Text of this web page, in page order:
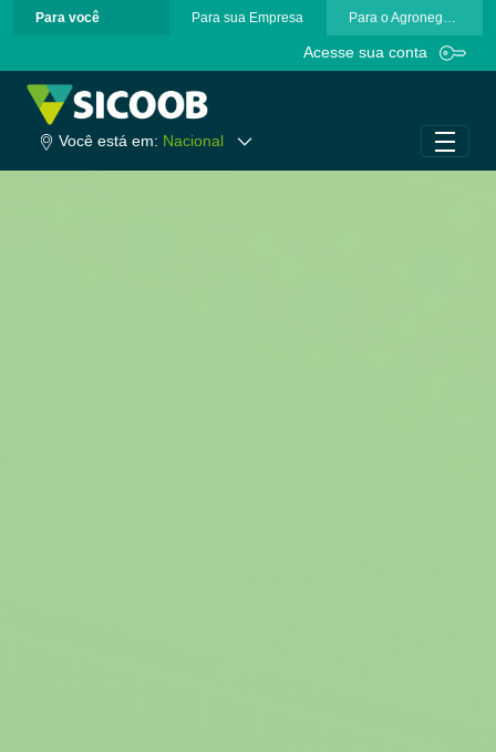
Pular para o Conteúdo principal
Para você Para sua Empresa Para o Agronegócio
Acesse sua conta
Você está em: Nacional